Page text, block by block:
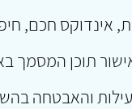
אינדוקס חכם,
תוכן המסמך
והאבטחה